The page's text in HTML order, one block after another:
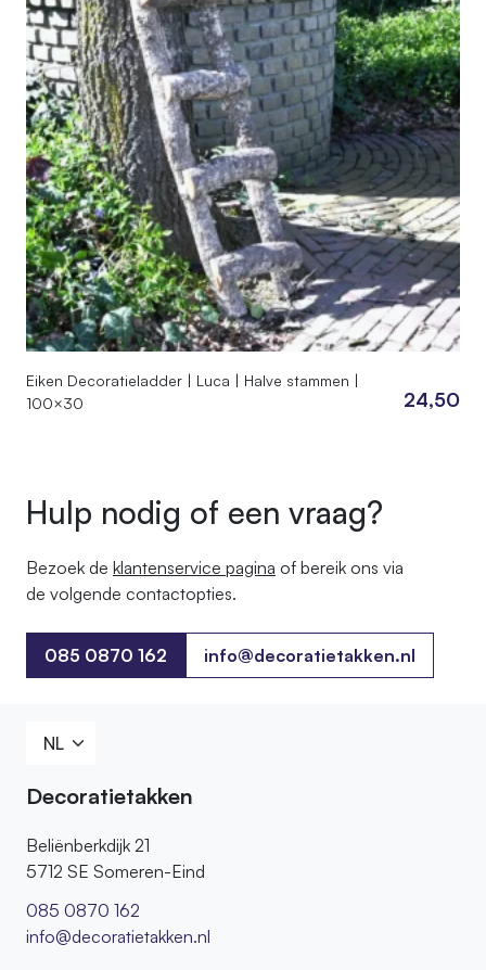
Eiken Decoratieladder | Luca | Halve stammen |
100×30
24,50
Hulp nodig of een vraag?
Bezoek de klantenservice pagina of bereik ons ​​via
de volgende contactopties.
085 0870 162
085 0870 162
info@decoratietakken.nl
Decoratietakken
Beliënberkdijk 21
5712 SE Someren-Eind
085 0870 162
info@decoratietakken.nl